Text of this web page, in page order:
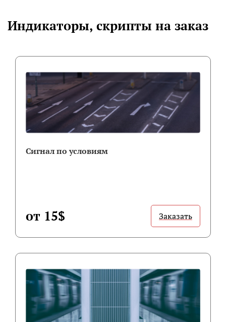
Индикаторы, скрипты на заказ
Cигнал по условиям
от 15$ Заказать